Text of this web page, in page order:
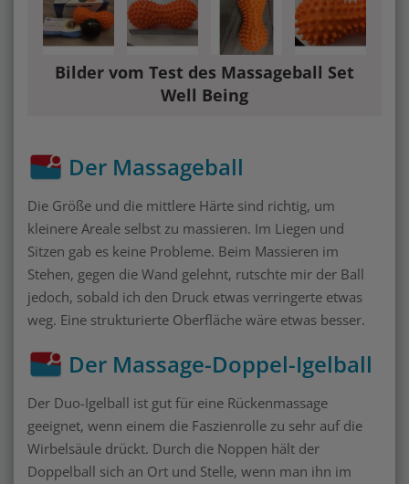
Bilder vom Test des Massageball Set
Well Being
Der Massageball
Die Größe und die mittlere Härte sind richtig, um
kleinere Areale selbst zu massieren. Im Liegen und
Sitzen gab es keine Probleme. Beim Massieren im
Stehen, gegen die Wand gelehnt, rutschte mir der Ball
jedoch, sobald ich den Druck etwas verringerte etwas
weg. Eine strukturierte Oberfläche wäre etwas besser.
Der Massage-Doppel-Igelball
Der Duo-Igelball ist gut für eine Rückenmassage
geeignet, wenn einem die Faszienrolle zu sehr auf die
Wirbelsäule drückt. Durch die Noppen hält der
Doppelball sich an Ort und Stelle, wenn man ihn im